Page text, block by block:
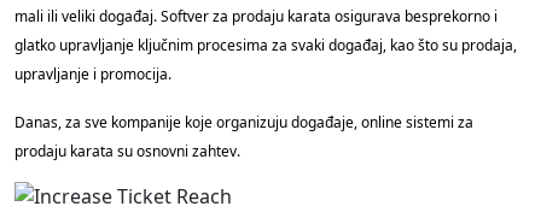
mali ili veliki događaj. Softver za prodaju karata osigurava besprekorno i
glatko upravljanje ključnim procesima za svaki događaj, kao što su prodaja,
upravljanje i promocija.
Danas, za sve kompanije koje organizuju događaje, online sistemi za
prodaju karata su osnovni zahtev.